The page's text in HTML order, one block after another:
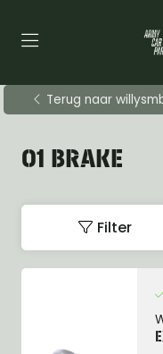
Terug naar
01 BRAKE
Filter